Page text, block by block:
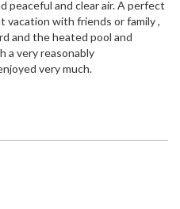
peaceful and clear air. A perfect
vacation with friends or family ,
and the heated pool and
a very reasonably
very much.